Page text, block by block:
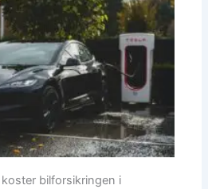
bilforsikringen i